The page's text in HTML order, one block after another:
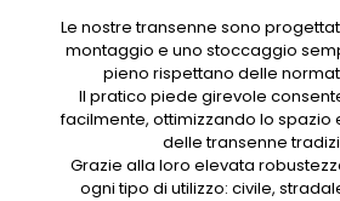
Le nostre transenne sono
montaggio e uno stoccaggio
pieno rispettano delle
Il pratico piede girevole
facilmente, ottimizzando lo spazio
delle transenne
Grazie alla loro elevata
ogni tipo di utilizzo: civile,